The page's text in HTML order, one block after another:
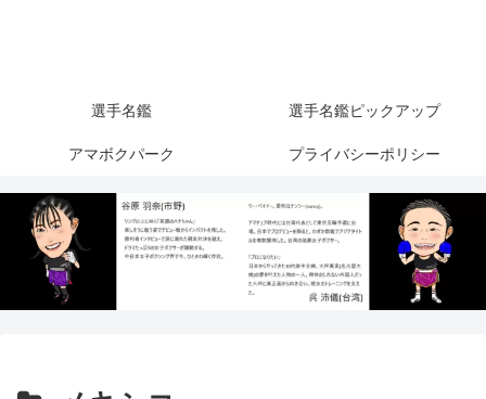
選手名鑑 選手名鑑ピックアップ
アマボクパーク プライバシーポリシー